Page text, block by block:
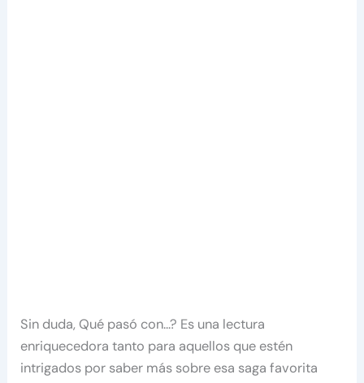
Sin duda, Qué pasó con…? Es una lectura
enriquecedora tanto para aquellos que estén
intrigados por saber más sobre esa saga favorita